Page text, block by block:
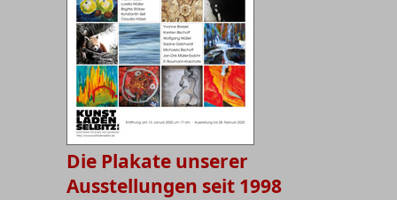
Die Plakate unserer
Ausstellungen seit 1998